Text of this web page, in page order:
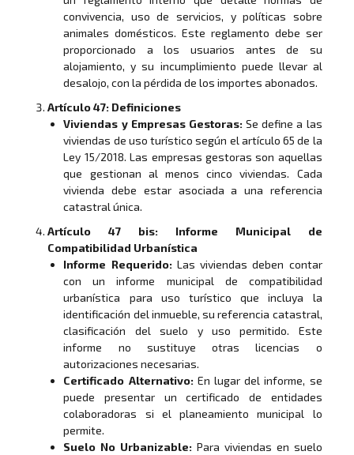
convivencia, uso de servicios, y políticas sobre
animales domésticos. Este reglamento debe ser
proporcionado a los usuarios antes de su
alojamiento, y su incumplimiento puede llevar al
desalojo, con la pérdida de los importes abonados.
Artículo 47: Definiciones
Viviendas y Empresas Gestoras:Se define a las
viviendas de uso turístico según el artículo 65 de la
Ley 15/2018. Las empresas gestoras son aquellas
que gestionan al menos cinco viviendas. Cada
vivienda debe estar asociada a una referencia
catastral única.
Artículo 47 bis: Informe Municipal de
Compatibilidad Urbanística
Informe Requerido:Las viviendas deben contar
con un informe municipal de compatibilidad
urbanística para uso turístico que incluya la
identificación del inmueble, su referencia catastral,
clasificación del suelo y uso permitido. Este
informe no sustituye otras licencias o
autorizaciones necesarias.
Certificado Alternativo:En lugar del informe, se
puede presentar un certificado de entidades
colaboradoras si el planeamiento municipal lo
permite.
Suelo No Urbanizable: Para viviendas en suelo